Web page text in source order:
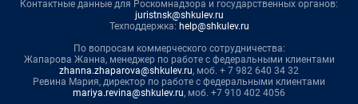
Контактные данные для Роскомнадзора и государственных органов:
juristnsk@shkulev.ru
Техподдержка: help@shkulev.ru
По вопросам коммерческого сотрудничества:
Жапарова Жанна, менеджер по работе с федеральными клиентами
zhanna.zhaparova@shkulev.ru, моб. + 7 982 640 34 32
Ревина Мария, директор по работе с федеральными клиентами
mariya.revina@shkulev.ru, моб. +7 910 402 4056